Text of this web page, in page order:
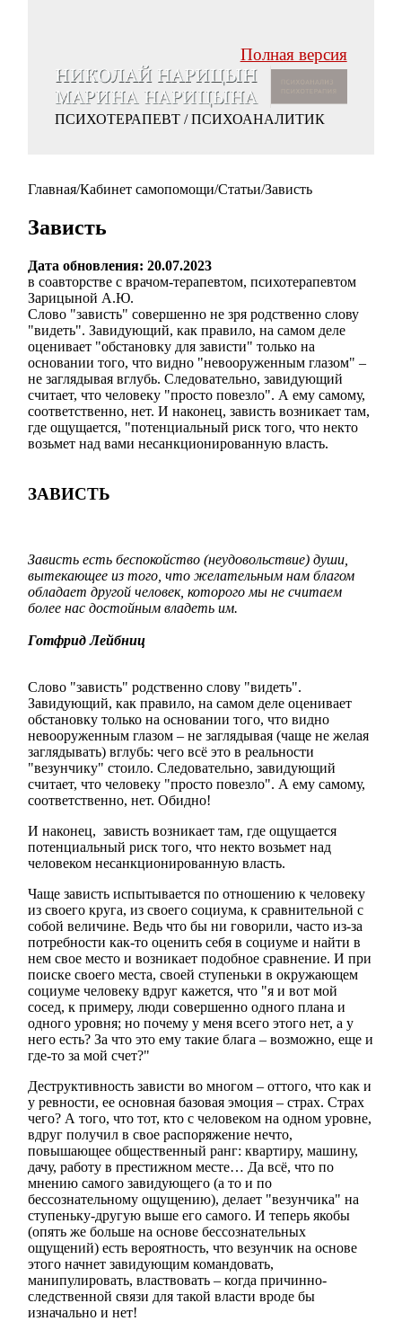
Полная версия
ПСИХОТЕРАПЕВТ / ПСИХОАНАЛИТИК
Главная/Кабинет самопомощи/Статьи/Зависть
Зависть
Дата обновления: 20.07.2023
в соавторстве с врачом-терапевтом, психотерапевтом
Зарицыной А.Ю.
Слово "зависть" совершенно не зря родственно слову
"видеть". Завидующий, как правило, на самом деле
оценивает "обстановку для зависти" только на
основании того, что видно "невооруженным глазом" –
не заглядывая вглубь. Следовательно, завидующий
считает, что человеку "просто повезло". А ему самому,
соответственно, нет. И наконец, зависть возникает там,
где ощущается, "потенциальный риск того, что некто
возьмет над вами несанкционированную власть.
ЗАВИСТЬ
Зависть есть беспокойство (неудовольствие) души,
вытекающее из того, что желательным нам благом
обладает другой человек, которого мы не считаем
более нас достойным владеть им.
Готфрид Лейбниц
Слово "зависть" родственно слову "видеть".
Завидующий, как правило, на самом деле оценивает
обстановку только на основании того, что видно
невооруженным глазом – не заглядывая (чаще не желая
заглядывать) вглубь: чего всё это в реальности
"везунчику" стоило. Следовательно, завидующий
считает, что человеку "просто повезло". А ему самому,
соответственно, нет. Обидно!
И наконец, зависть возникает там, где ощущается
потенциальный риск того, что некто возьмет над
человеком несанкционированную власть.
Чаще зависть испытывается по отношению к человеку
из своего круга, из своего социума, к сравнительной с
собой величине. Ведь что бы ни говорили, часто из-за
потребности как-то оценить себя в социуме и найти в
нем свое место и возникает подобное сравнение. И при
поиске своего места, своей ступеньки в окружающем
социуме человеку вдруг кажется, что "я и вот мой
сосед, к примеру, люди совершенно одного плана и
одного уровня; но почему у меня всего этого нет, а у
него есть? За что это ему такие блага – возможно, еще и
где-то за мой счет?"
Деструктивность зависти во многом – оттого, что как и
уревности, ее основная базовая эмоция – страх. Страх
чего? А того, что тот, кто с человеком на одном уровне,
вдруг получил в свое распоряжение нечто,
повышающее общественный ранг: квартиру, машину,
дачу, работу в престижном месте… Да всё, что по
мнению самого завидующего (а то и по
бессознательному ощущению), делает "везунчика" на
ступеньку-другую выше его самого. И теперь якобы
(опять же больше на основе бессознательных
ощущений) есть вероятность, что везунчик на основе
этого начнет завидующим командовать,
манипулировать, властвовать – когда причинно-
следственной связи для такой власти вроде бы
изначально и нет!